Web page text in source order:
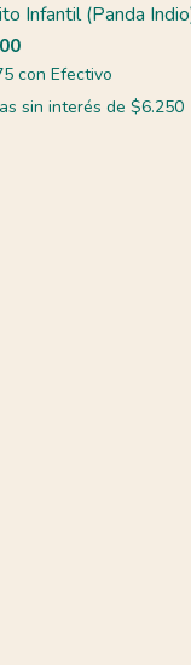
Infantil (Panda
con Efectivo
sin interés de $6.250